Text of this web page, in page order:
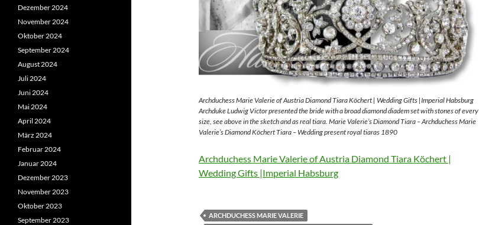
Archduchess Marie Valerie of Austria Diamond Tiara Köchert | Wedding Gifts |Imperial Habsburg
Archduke Ludwig Victor presented the bride with a broad diamond diadem set with stones of every
size, see above in the sketch and as real tiara. Marie Valerie’s Diamond Tiara – Archduchess Marie
Valerie’s Diamond Köchert Tiara – Wedding present royal tiaras 1890
Archduchess Marie Valerie of Austria Diamond Tiara Köchert |
Wedding Gifts |Imperial Habsburg
ARCHDUCHESS MARIE VALERIE
Dezember 2024
November 2024
Oktober 2024
September 2024
August 2024
Juli 2024
Juni 2024
Mai 2024
April 2024
März 2024
Februar 2024
Januar 2024
Dezember 2023
November 2023
Oktober 2023
September 2023